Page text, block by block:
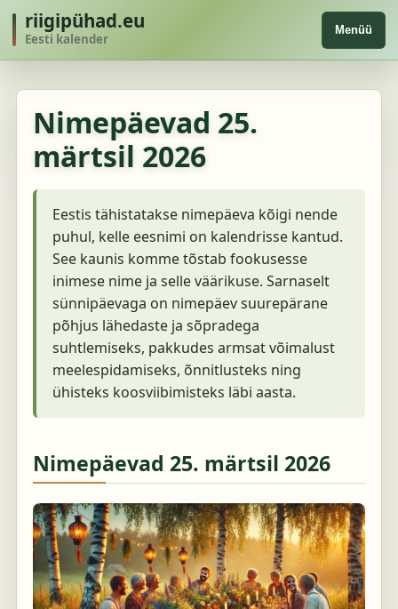
riigipühad.eu
Eesti kalender
Menüü
Nimepäevad 25.
märtsil 2026
Eestis tähistatakse nimepäeva kõigi nende
puhul, kelle eesnimi on kalendrisse kantud.
See kaunis komme tõstab fookusesse
inimese nime ja selle väärikuse. Sarnaselt
sünnipäevaga on nimepäev suurepärane
põhjus lähedaste ja sõpradega
suhtlemiseks, pakkudes armsat võimalust
meelespidamiseks, õnnitlusteks ning
ühisteks koosviibimisteks läbi aasta.
Nimepäevad 25. märtsil 2026